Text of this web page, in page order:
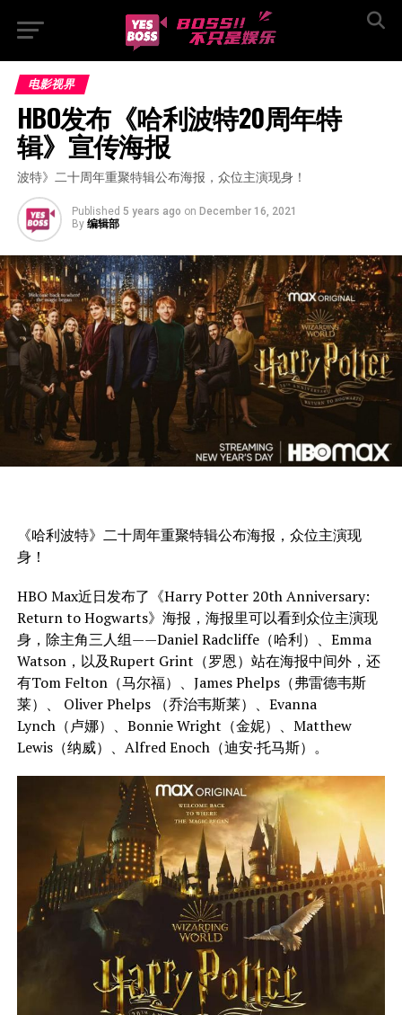
电影视界
HBO发布《哈利波特20周年特
辑》宣传海报
波特》二十周年重聚特辑公布海报，众位主演现身！
Published 5 years ago on December 16, 2021
By 编辑部
《哈利波特》二十周年重聚特辑公布海报，众位主演现
身！
HBO Max近日发布了《Harry Potter 20th Anniversary:
Return to Hogwarts》海报，海报里可以看到众位主演现
身，除主角三人组——Daniel Radcliffe（哈利）、Emma
Watson，以及Rupert Grint（罗恩）站在海报中间外，还
有Tom Felton（马尔福）、James Phelps（弗雷德韦斯
莱）、 Oliver Phelps （乔治韦斯莱）、Evanna
Lynch（卢娜）、Bonnie Wright（金妮）、Matthew
Lewis（纳威）、Alfred Enoch（迪安·托马斯）。